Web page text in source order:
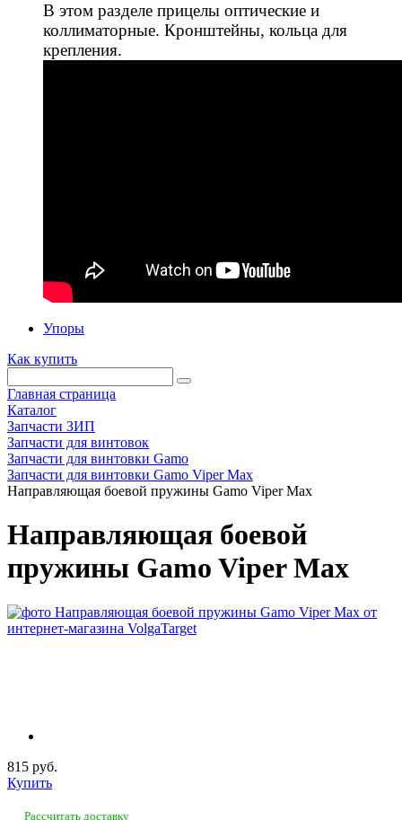
В этом разделе прицелы оптические и
коллиматорные. Кронштейны, кольца для
крепления.
Упоры
Как купить
Главная страница
Каталог
Запчасти ЗИП
Запчасти для винтовок
Запчасти для винтовки Gamo
Запчасти для винтовки Gamo Viper Max
Направляющая боевой пружины Gamo Viper Max
Направляющая боевой
пружины Gamo Viper Max
815 руб.
Купить
Рассчитать доставку